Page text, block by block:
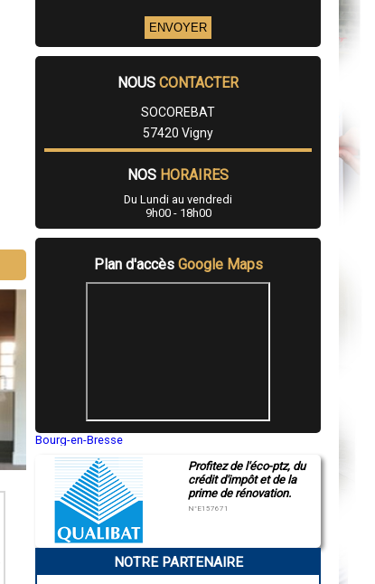
NOUS CONTACTER
SOCOREBAT
57420 Vigny
NOS HORAIRES
Du Lundi au vendredi
9h00 - 18h00
Plan d'accès Google Maps
Bourg-en-Bresse
Montluçon
Manosque
Gap
Charleville-Mézières
Pamiers
Narbonne
Profitez de l'éco-ptz, du
crédit d'impôt et de la
prime de rénovation.
N°E157671
NOTRE PARTENAIRE